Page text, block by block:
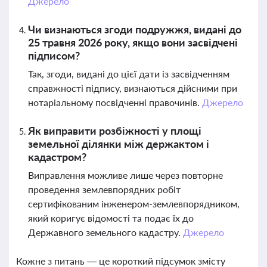
Чи визнаються згоди подружжя, видані до
25 травня 2026 року, якщо вони засвідчені
підписом?
Так, згоди, видані до цієї дати із засвідченням
справжності підпису, визнаються дійсними при
нотаріальному посвідченні правочинів. Джерело
Як виправити розбіжності у площі
земельної ділянки між держактом і
кадастром?
Виправлення можливе лише через повторне
проведення землевпорядних робіт
сертифікованим інженером-землевпорядником,
який коригує відомості та подає їх до
Державного земельного кадастру. Джерело
Кожне з питань — це короткий підсумок змісту